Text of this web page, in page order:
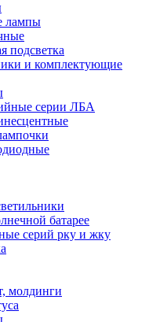
лампы
подсветка
и комплектующие
серии ЛБА
батарее
серий рку и жку
молдинги